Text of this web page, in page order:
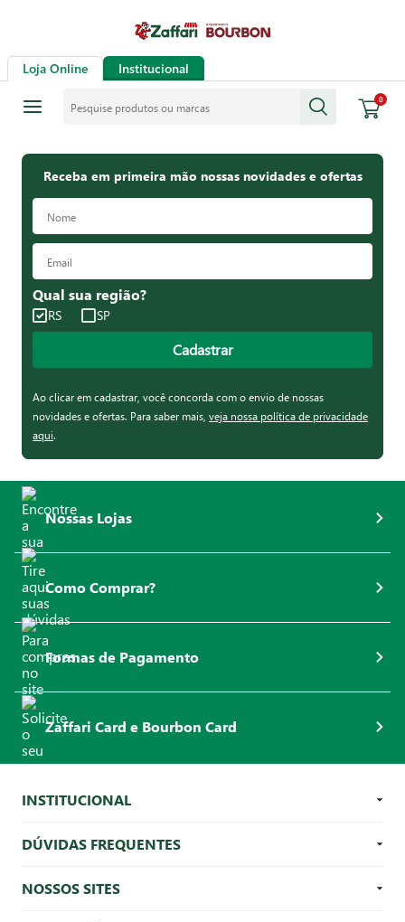
Loja Online Institucional
0
Receba em primeira mão nossas novidades e ofertas
Qual sua região?
RS SP
Cadastrar
Ao clicar em cadastrar, você concorda com o envio de nossas
novidades e ofertas. Para saber mais, veja nossa política de privacidade
aqui.
Nossas Lojas
Como Comprar?
Formas de Pagamento
Zaffari Card e Bourbon Card
INSTITUCIONAL
DÚVIDAS FREQUENTES
NOSSOS SITES